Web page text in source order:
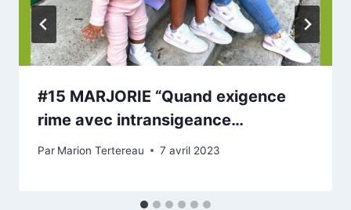
#15 MARJORIE “Quand exigence
rime avec intransigeance…
Par Marion Tertereau 7 avril 2023